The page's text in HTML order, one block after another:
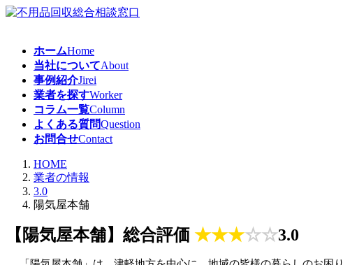
コ
ナ
ホームHome
当社についてAbout
事例紹介Jirei
業者を探すWorker
コラム一覧Column
よくある質問Question
お問合せContact
HOME
業者の情報
3.0
陽気屋本舗
【陽気屋本舗】総合評価 ★★★☆☆3.0